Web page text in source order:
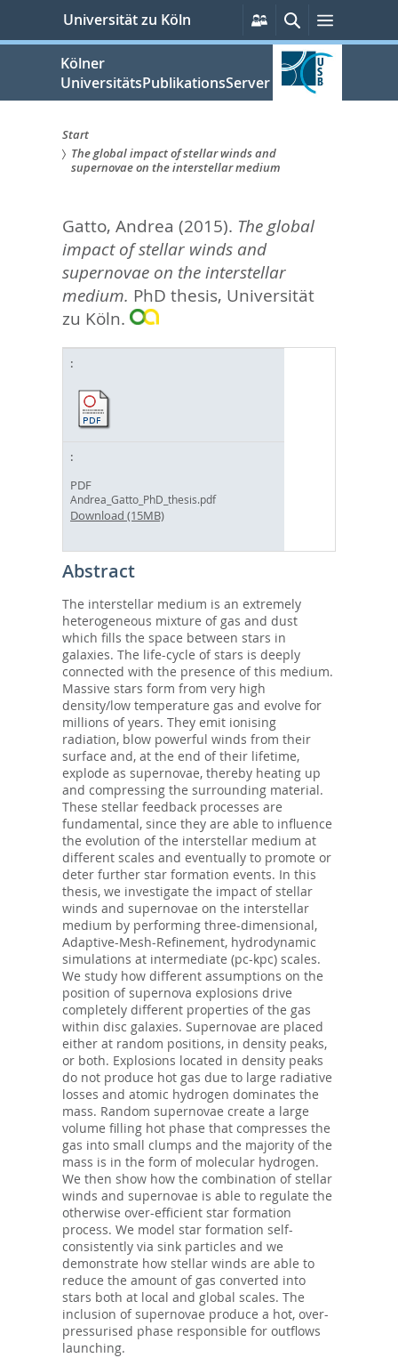
springen
Universität zu Köln
Persönliche
Services
SucheMenü
Kölner
UniversitätsPublikationsServer
Sie
hier:
Start
The global impact of stellar winds and
supernovae on the interstellar medium
Gatto, Andrea (2015). The global
impact of stellar winds and
supernovae on the interstellar
medium. PhD thesis, Universität
zu Köln.
PDF
Andrea_Gatto_PhD_thesis.pdf
Download (15MB)
Abstract
The interstellar medium is an extremely
heterogeneous mixture of gas and dust
which fills the space between stars in
galaxies. The life-cycle of stars is deeply
connected with the presence of this medium.
Massive stars form from very high
density/low temperature gas and evolve for
millions of years. They emit ionising
radiation, blow powerful winds from their
surface and, at the end of their lifetime,
explode as supernovae, thereby heating up
and compressing the surrounding material.
These stellar feedback processes are
fundamental, since they are able to influence
the evolution of the interstellar medium at
different scales and eventually to promote or
deter further star formation events. In this
thesis, we investigate the impact of stellar
winds and supernovae on the interstellar
medium by performing three-dimensional,
Adaptive-Mesh-Refinement, hydrodynamic
simulations at intermediate (pc-kpc) scales.
We study how different assumptions on the
position of supernova explosions drive
completely different properties of the gas
within disc galaxies. Supernovae are placed
either at random positions, in density peaks,
or both. Explosions located in density peaks
do not produce hot gas due to large radiative
losses and atomic hydrogen dominates the
mass. Random supernovae create a large
volume filling hot phase that compresses the
gas into small clumps and the majority of the
mass is in the form of molecular hydrogen.
We then show how the combination of stellar
winds and supernovae is able to regulate the
otherwise over-efficient star formation
process. We model star formation self-
consistently via sink particles and we
demonstrate how stellar winds are able to
reduce the amount of gas converted into
stars both at local and global scales. The
inclusion of supernovae produce a hot, over-
pressurised phase responsible for outflows
launching.